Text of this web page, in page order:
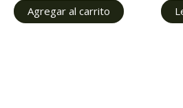
Agregar al carrito